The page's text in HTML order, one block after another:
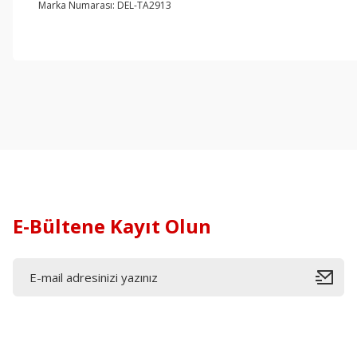
Marka Numarası: DEL-TA2913
E-Bültene Kayıt Olun